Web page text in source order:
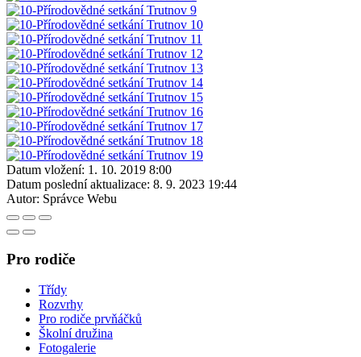
Datum vložení: 1. 10. 2019 8:00
Datum poslední aktualizace: 8. 9. 2023 19:44
Autor: Správce Webu
Pro rodiče
Třídy
Rozvrhy
Pro rodiče prvňáčků
Školní družina
Fotogalerie